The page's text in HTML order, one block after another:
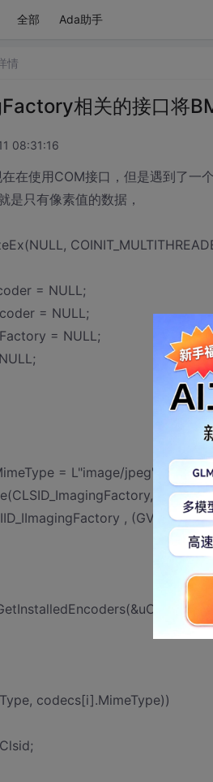
全部 Ada助手
情
相关的接口将
08:31:16
在使用COM接口，但是遇到了一个
是只有像素值的数据，
= NULL;
= NULL;
= NULL;
= L"image/jpeg";
NULL,
IID_IImagingFactory , (GVOID
codecs[i].MimeType))